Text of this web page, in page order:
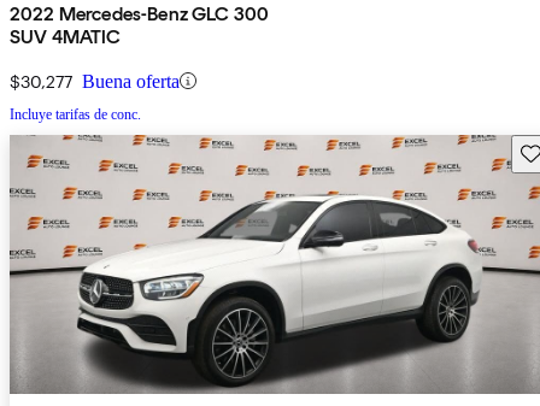
2022 Mercedes-Benz GLC 300
SUV 4MATIC
$30,277 Buena oferta
Incluye tarifas de conc.